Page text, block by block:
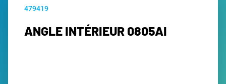
479419
ANGLE INTÉRIEUR 0805AI